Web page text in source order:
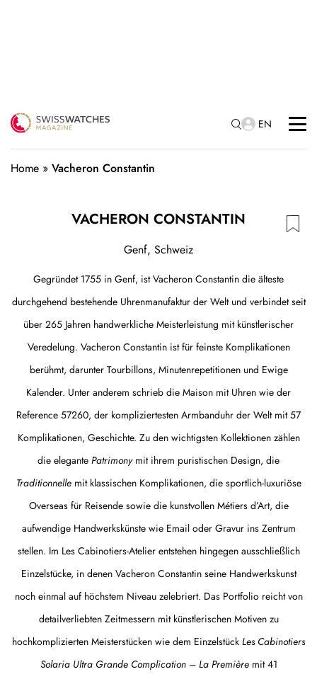
EN
Home » Vacheron Constantin
VACHERON CONSTANTIN
Genf, Schweiz
Gegründet 1755 in Genf, ist Vacheron Constantin die älteste
durchgehend bestehende Uhrenmanufaktur der Welt und verbindet seit
über 265 Jahren handwerkliche Meisterleistung mit künstlerischer
Veredelung. Vacheron Constantin ist für feinste Komplikationen
berühmt, darunter Tourbillons, Minutenrepetitionen und Ewige
Kalender. Unter anderem schrieb die Maison mit Uhren wie der
Reference 57260, der kompliziertesten Armbanduhr der Welt mit 57
Komplikationen, Geschichte. Zu den wichtigsten Kollektionen zählen
die elegante Patrimonymit ihrem puristischen Design, die
Traditionnellemit klassischen Komplikationen, die sportlich-luxuriöse
Overseas für Reisende sowie die kunstvollen Métiers d’Art, die
aufwendige Handwerkskünste wie Email oder Gravur ins Zentrum
stellen. Im Les Cabinotiers-Atelier entstehen hingegen ausschließlich
Einzelstücke, in denen Vacheron Constantin seine Handwerkskunst
noch einmal auf höchstem Niveau zelebriert. Das Portfolio reicht von
detailverliebten Zeitmessern mit künstlerischen Motiven zu
hochkomplizierten Meisterstücken wie dem Einzelstück Les Cabinotiers
Solaria Ultra Grande Complication – La Première mit 41